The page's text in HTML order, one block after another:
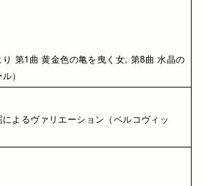
り 第1曲 黄金色の亀を曳く女, 第8曲 水晶の
）
によるヴァリエーション（ベルコヴィッ